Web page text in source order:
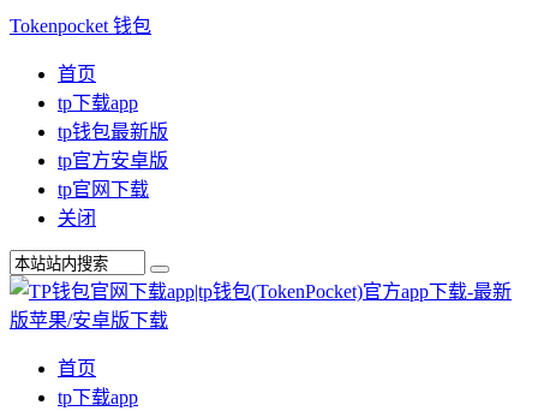
Tokenpocket 钱包
首页
tp下载app
tp钱包最新版
tp官方安卓版
tp官网下载
关闭
首页
tp下载app